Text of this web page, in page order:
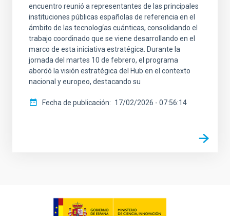
encuentro reunió a representantes de las principales
instituciones públicas españolas de referencia en el
ámbito de las tecnologías cuánticas, consolidando el
trabajo coordinado que se viene desarrollando en el
marco de esta iniciativa estratégica. Durante la
jornada del martes 10 de febrero, el programa
abordó la visión estratégica del Hub en el contexto
nacional y europeo, destacando su
Fecha de publicación 17/02/2026 - 07:56:14